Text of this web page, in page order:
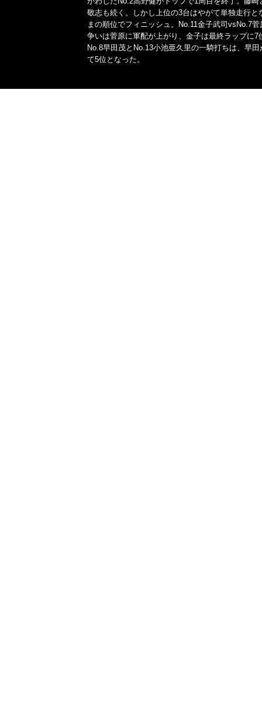
敬志も続く。しかし上位の3台はやがて単独走行と
まの順位でフィニッシュ。No.11金子武司vsNo.7
争いは菅原に軍配が上がり、金子は最終ラップに7
No.8早田茂とNo.13小池亜久里の一騎打ちは、早
て5位となった。